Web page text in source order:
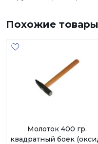
Похожие товары
Молоток 400 гр.
квадратный боек